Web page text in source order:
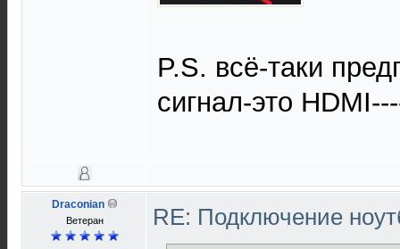
P.S. всё-таки
сигнал-это
Draconian
Ветеран
RE: Подключение